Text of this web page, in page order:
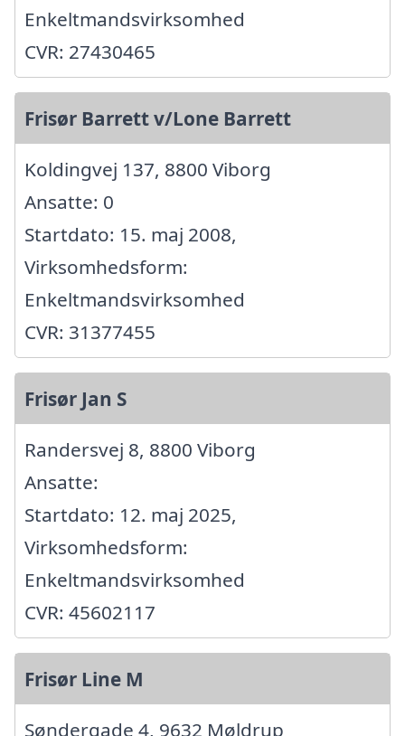
Enkeltmandsvirksomhed
CVR: 27430465
Frisør Barrett v/Lone Barrett
Koldingvej 137, 8800 Viborg
Ansatte: 0
Startdato: 15. maj 2008,
Virksomhedsform:
Enkeltmandsvirksomhed
CVR: 31377455
Frisør Jan S
Randersvej 8, 8800 Viborg
Ansatte:
Startdato: 12. maj 2025,
Virksomhedsform:
Enkeltmandsvirksomhed
CVR: 45602117
Frisør Line M
Søndergade 4, 9632 Møldrup